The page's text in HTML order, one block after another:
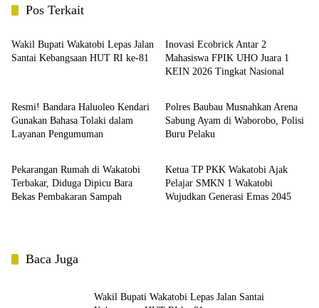
Pos Terkait
Berita
Wakil Bupati Wakatobi Lepas Jalan
Santai Kebangsaan HUT RI ke-81
Inovasi Ecobrick Antar 2
Mahasiswa FPIK UHO Juara 1
KEIN 2026 Tingkat Nasional
Resmi! Bandara Haluoleo Kendari
Gunakan Bahasa Tolaki dalam
Layanan Pengumuman
Berita
Polres Baubau Musnahkan Arena
Sabung Ayam di Waborobo, Polisi
Buru Pelaku
Berita
Pekarangan Rumah di Wakatobi
Terbakar, Diduga Dipicu Bara
Bekas Pembakaran Sampah
Berita
Ketua TP PKK Wakatobi Ajak
Pelajar SMKN 1 Wakatobi
Wujudkan Generasi Emas 2045
Baca Juga
Wakil Bupati Wakatobi Lepas Jalan Santai